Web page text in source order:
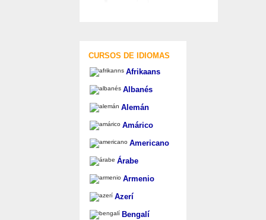
CURSOS DE IDIOMAS
Afrikaans
Albanés
Alemán
Amárico
Americano
Árabe
Armenio
Azerí
Bengalí